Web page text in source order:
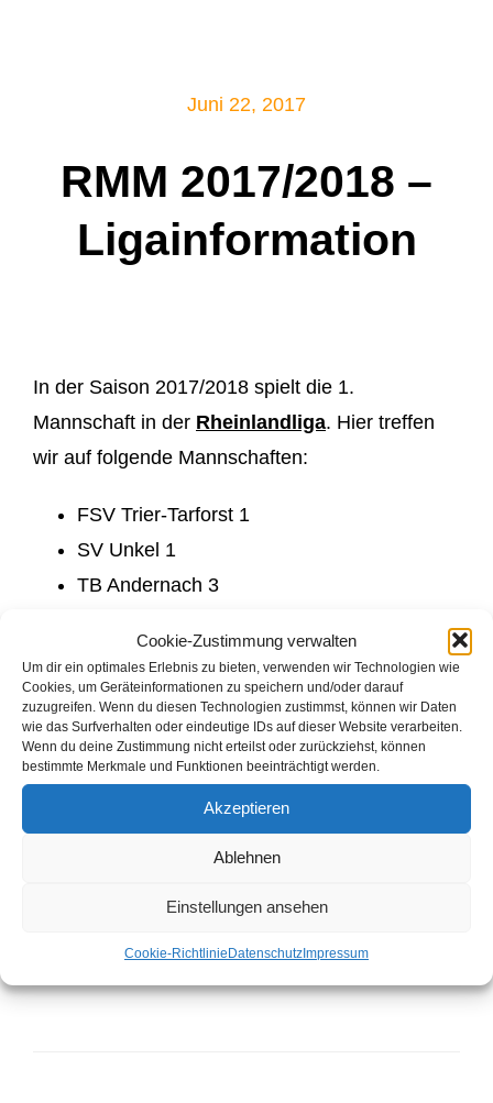
Cookie-Zustimmung verwalten
Um dir ein optimales Erlebnis zu bieten, verwenden wir Technologien wie
Cookies, um Geräteinformationen zu speichern und/oder darauf
zuzugreifen. Wenn du diesen Technologien zustimmst, können wir Daten
wie das Surfverhalten oder eindeutige IDs auf dieser Website verarbeiten.
Wenn du deine Zustimmung nicht erteilst oder zurückziehst, können
bestimmte Merkmale und Funktionen beeinträchtigt werden.
Akzeptieren
Ablehnen
Einstellungen ansehen
Cookie-RichtlinieDatenschutzImpressum
Juni 22, 2017
RMM 2017/2018 –
Ligainformation
In der Saison 2017/2018 spielt die 1.
Mannschaft in der Rheinlandliga. Hier treffen
wir auf folgende Mannschaften:
FSV Trier-Tarforst 1
SV Unkel 1
TB Andernach 3
BSC Güls 2
SVE Mendig 2
Um den Verlauf der Saison verfolgen zu können,
kann die aktuelle Tabelle beim Ergebnisdienst
eingesehen werden.
Die Spieltermine können über den
jeweiligen Link im Kopfbereich eingesehen